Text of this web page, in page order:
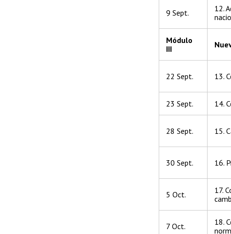
9 Sept.
12.
Módulo
III
22 Sept. 13.
23 Sept. 14.
28 Sept. 15.
30 Sept. 16.
5 Oct.
17.
7 Oct.
18.